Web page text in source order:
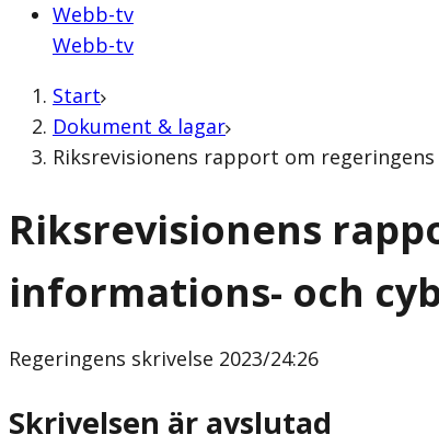
Webb-tv
Webb-tv
Start
Dokument & lagar
Riksrevisionens rapport om
Riksrevisionens
informations- och
Regeringens skrivelse 2023/24:26
Skrivelsen är avslutad